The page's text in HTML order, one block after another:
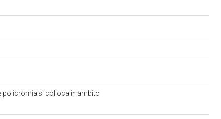
policromia si colloca in ambito